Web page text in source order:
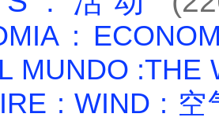
:
MUNDO :THE
: WIND : 空